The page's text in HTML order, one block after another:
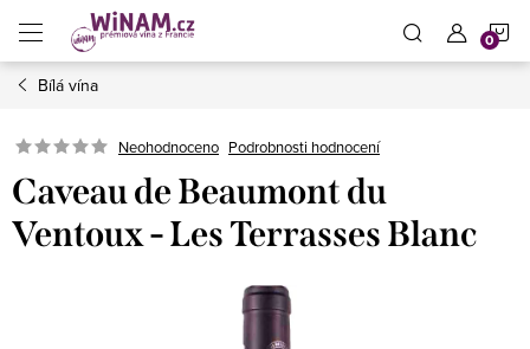
obsah
Bílá vína
Neohodnoceno Podrobnosti hodnocení
Caveau de Beaumont du
Ventoux - Les Terrasses Blanc